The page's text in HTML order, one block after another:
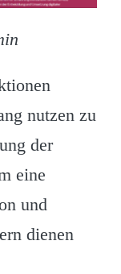
nutzen zu
der
eine
und
dienen